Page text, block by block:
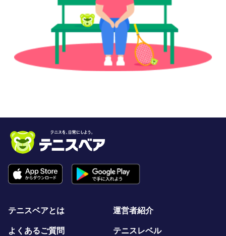
テニスベアとは 運営者紹介
よくあるご質問 テニスレベル